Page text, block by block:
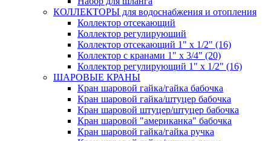
КОЛЛЕКТОРЫ для водоснабжения и отопления
Коллектор отсекающий
Коллектор регулирующий
Коллектор отсекающий 1" х 1/2" (16)
Коллектор с кранами 1" х 3/4" (20)
Коллектор регулирующий 1" х 1/2" (16)
ШАРОВЫЕ КРАНЫ
Кран шаровой гайка/гайка бабочка
Кран шаровой гайка/штуцер бабочка
Кран шаровой штуцер/штуцер бабочка
Кран шаровой "американка" бабочка
Кран шаровой гайка/гайка ручка